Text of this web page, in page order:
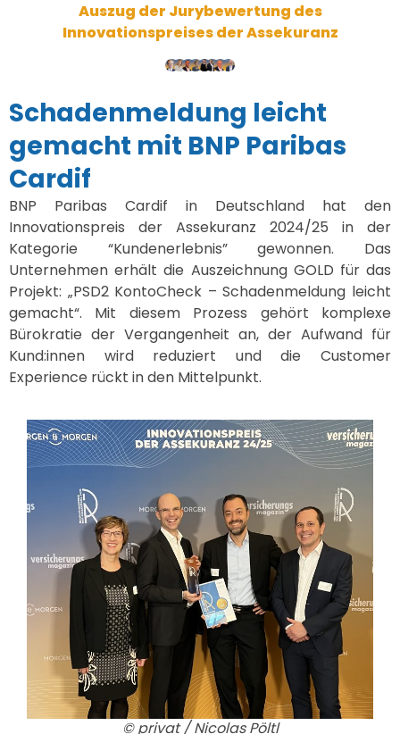
Auszug der Jurybewertung des
Innovationspreises der Assekuranz
Schadenmeldung leicht
gemacht mit BNP Paribas
Cardif
BNP Paribas Cardif in Deutschland hat den
Innovationspreis der Assekuranz 2024/25 in der
Kategorie “Kundenerlebnis” gewonnen. Das
Unternehmen erhält die Auszeichnung GOLD für das
Projekt: „PSD2 KontoCheck – Schadenmeldung leicht
gemacht“. Mit diesem Prozess gehört komplexe
Bürokratie der Vergangenheit an, der Aufwand für
Kund:innen wird reduziert und die Customer
Experience rückt in den Mittelpunkt.
© privat / Nicolas Pöltl